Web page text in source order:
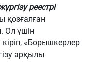
реестрі
қозғалған
Ол үшін
«Борышкерлер
арқылы